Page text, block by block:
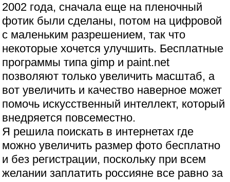
2002 года, сначала еще на пленочный
фотик были сделаны, потом на цифровой
с маленьким разрешением, так что
некоторые хочется улучшить. Бесплатные
программы типа gimp и paint.net
позволяют только увеличить масштаб, а
вот увеличить и качество наверное может
помочь искусственный интеллект, который
внедряется повсеместно.
Я решила поискать в интернетах где
можно увеличить размер фото бесплатно
и без регистрации, поскольку при всем
желании заплатить россияне все равно за